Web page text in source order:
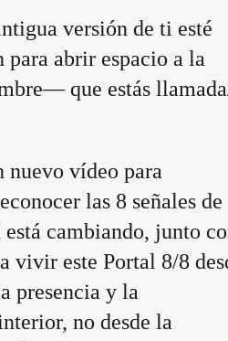
versión de ti esté
abrir espacio a la
que estás
nuevo vídeo para
las 8 señales de
cambiando, junto
vivir este Portal 8/8
presencia y la
no desde la